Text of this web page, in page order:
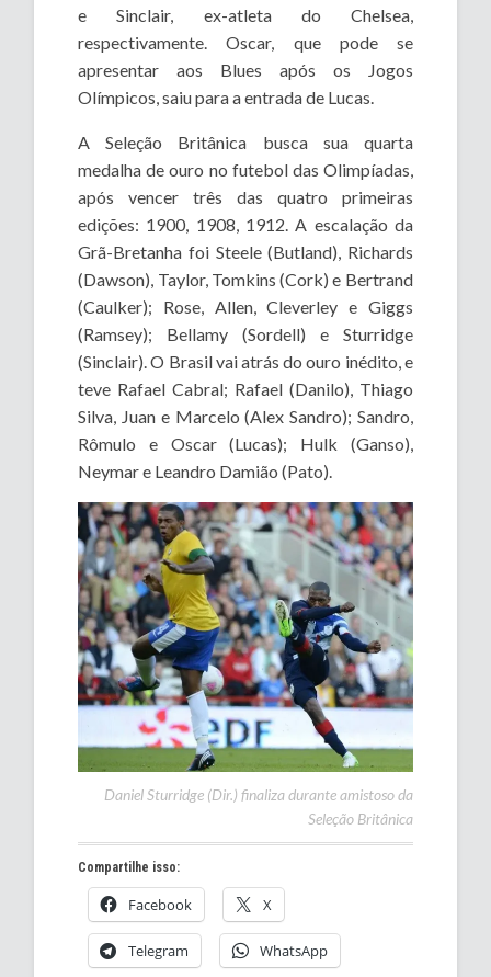
e Sinclair, ex-atleta do Chelsea,
respectivamente. Oscar, que pode se
apresentar aos Blues após os Jogos
Olímpicos, saiu para a entrada de Lucas.
A Seleção Britânica busca sua quarta
medalha de ouro no futebol das Olimpíadas,
após vencer três das quatro primeiras
edições: 1900, 1908, 1912. A escalação da
Grã-Bretanha foi Steele (Butland), Richards
(Dawson), Taylor, Tomkins (Cork) e Bertrand
(Caulker); Rose, Allen, Cleverley e Giggs
(Ramsey); Bellamy (Sordell) e Sturridge
(Sinclair). O Brasil vai atrás do ouro inédito, e
teve Rafael Cabral; Rafael (Danilo), Thiago
Silva, Juan e Marcelo (Alex Sandro); Sandro,
Rômulo e Oscar (Lucas); Hulk (Ganso),
Neymar e Leandro Damião (Pato).
Daniel Sturridge (Dir.) finaliza durante amistoso da
Seleção Britânica
Compartilhe isso:
Facebook X
Telegram WhatsApp